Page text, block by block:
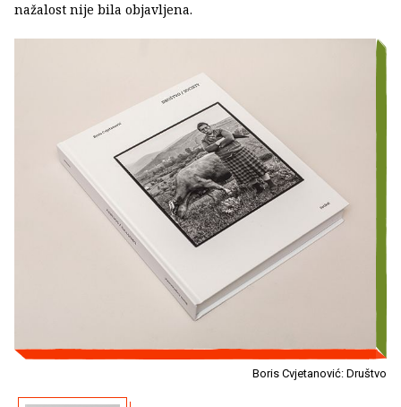
nažalost nije bila objavljena.
Boris Cvjetanović: Društvo